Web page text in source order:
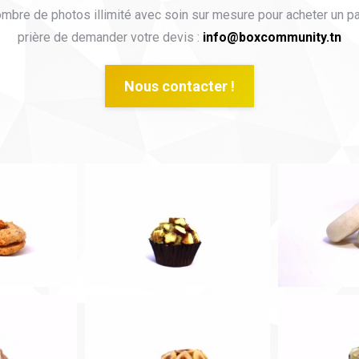
de photos illimité avec soin sur mesure pour acheter un
prière de demander votre devis : info@boxcommunity.tn
Nous contacter !